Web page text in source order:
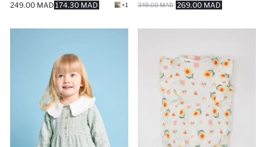
174.30 MAD
249.00 MAD +1 269.00 MAD
349.00 MAD